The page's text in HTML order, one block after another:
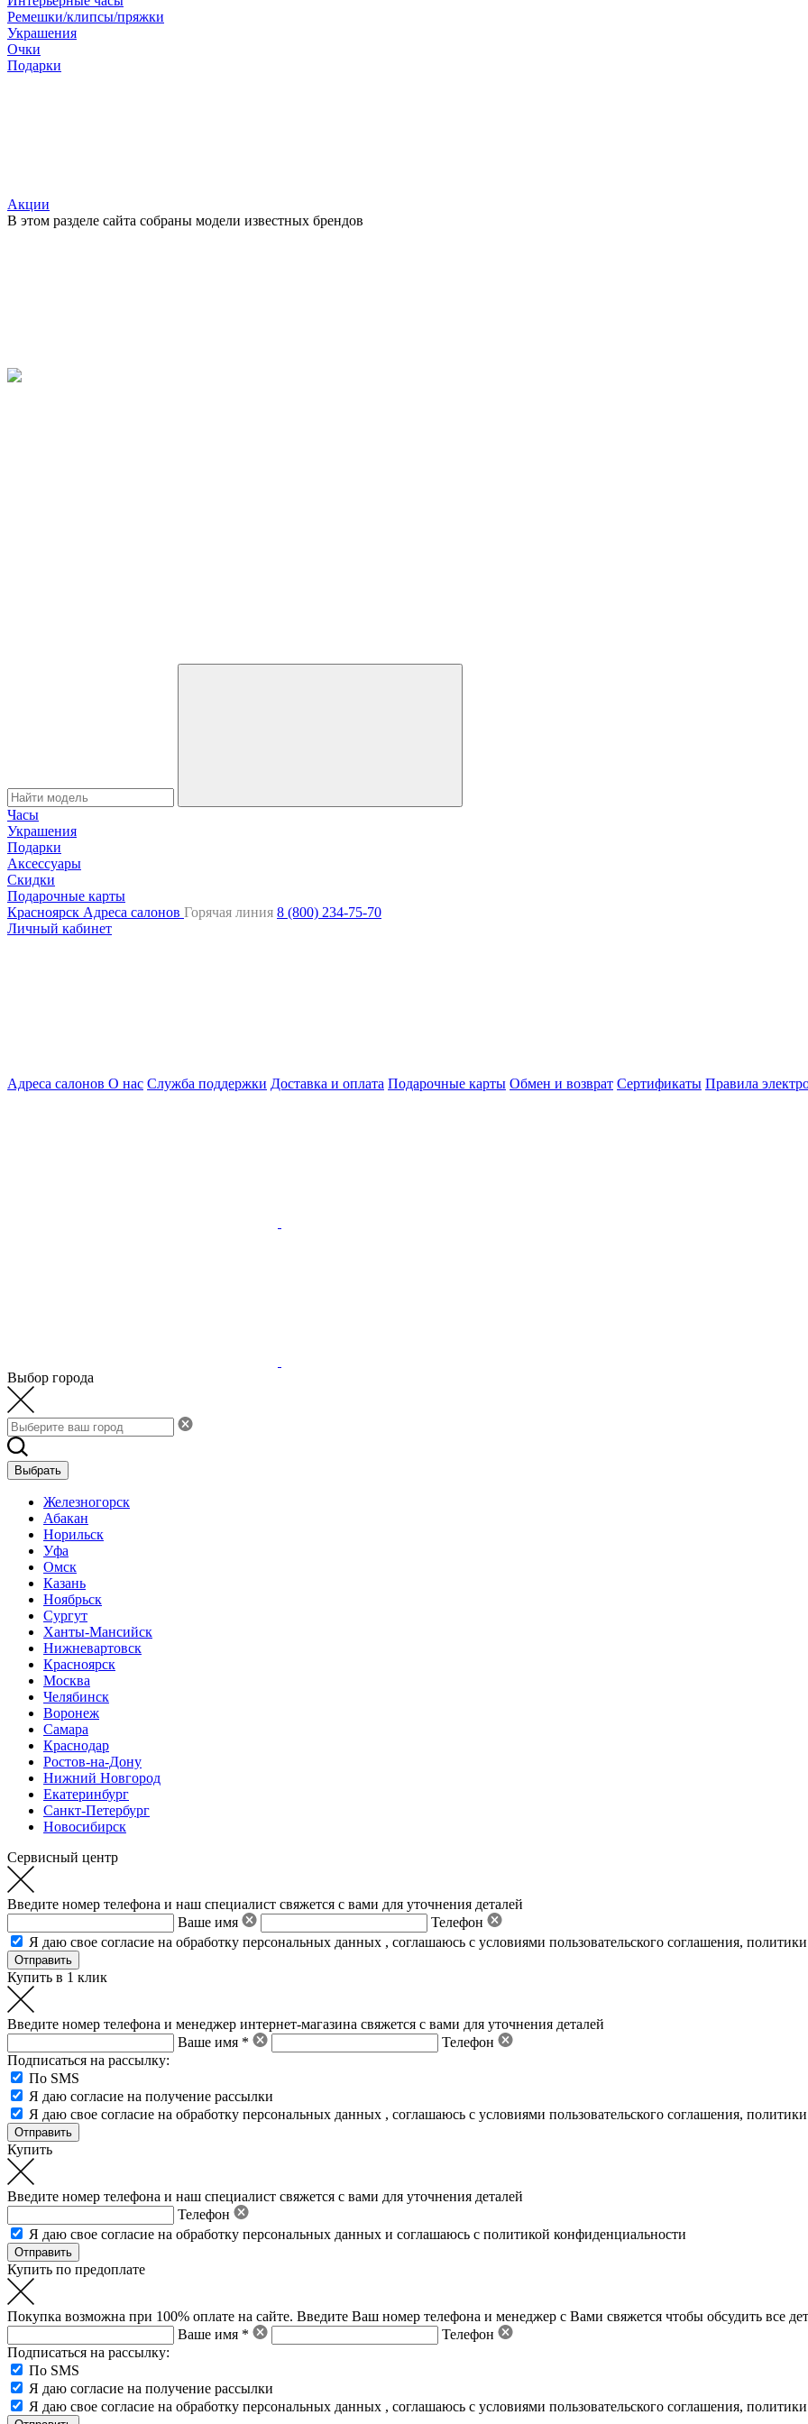
Ремешки/клипсы/пряжки
Украшения
Очки
Подарки
Акции
В этом разделе сайта собраны модели известных брендов
Часы
Украшения
Подарки
Аксессуары
Скидки
Подарочные карты
Красноярск Адреса салонов Горячая линия 8 (800) 234-75-70
Личный кабинет
Адреса салонов О нас Служба поддержки Доставка и оплата Подарочные карты Обмен и возврат Сертификаты Правила
Выбор города
Выбрать
Железногорск
Абакан
Норильск
Уфа
Омск
Казань
Ноябрьск
Сургут
Ханты-Мансийск
Нижневартовск
Красноярск
Москва
Челябинск
Воронеж
Самара
Краснодар
Ростов-на-Дону
Нижний Новгород
Екатеринбург
Санкт-Петербург
Новосибирск
Сервисный центр
Введите номер телефона и наш специалист свяжется с вами для уточнения деталей
Ваше имя
Телефон
Я даю свое согласие на обработку персональных данных , соглашаюсь с условиями пользовательского соглашения,
Купить в 1 клик
Введите номер телефона и менеджер интернет-магазина свяжется с вами для уточнения деталей
Ваше имя *
Телефон
Подписаться на рассылку:
По SMS
Я даю согласие на получение рассылки
Я даю свое согласие на обработку персональных данных , соглашаюсь с условиями пользовательского соглашения,
Купить
Введите номер телефона и наш специалист свяжется с вами для уточнения деталей
Телефон
Я даю свое согласие на обработку персональных данных и соглашаюсь с политикой конфиденциальности
Купить по предоплате
Покупка возможна при 100% оплате на сайте. Введите Ваш номер телефона и менеджер с Вами свяжется чтобы обсудить все
Ваше имя *
Телефон
Подписаться на рассылку:
По SMS
Я даю согласие на получение рассылки
Я даю свое согласие на обработку персональных данных , соглашаюсь с условиями пользовательского соглашения,